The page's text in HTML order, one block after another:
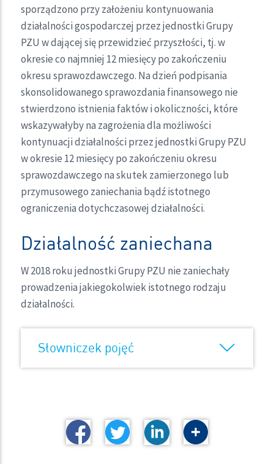
sporządzono przy założeniu kontynuowania
działalności gospodarczej przez jednostki Grupy
PZU w dającej się przewidzieć przyszłości, tj. w
okresie co najmniej 12 miesięcy po zakończeniu
okresu sprawozdawczego. Na dzień podpisania
skonsolidowanego sprawozdania finansowego nie
stwierdzono istnienia faktów i okoliczności, które
wskazywałyby na zagrożenia dla możliwości
kontynuacji działalności przez jednostki Grupy PZU
w okresie 12 miesięcy po zakończeniu okresu
sprawozdawczego na skutek zamierzonego lub
przymusowego zaniechania bądź istotnego
ograniczenia dotychczasowej działalności.
Działalność zaniechana
W 2018 roku jednostki Grupy PZU nie zaniechały
prowadzenia jakiegokolwiek istotnego rodzaju
działalności.
Słowniczek pojęć